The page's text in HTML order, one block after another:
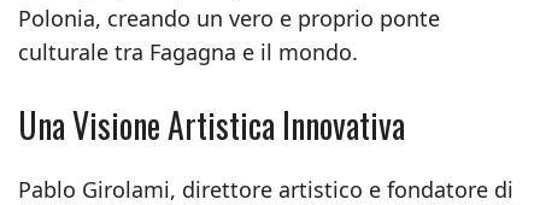
Polonia, creando un vero e proprio ponte
culturale tra Fagagna e il mondo.
Una Visione Artistica Innovativa
Pablo Girolami, direttore artistico e fondatore di